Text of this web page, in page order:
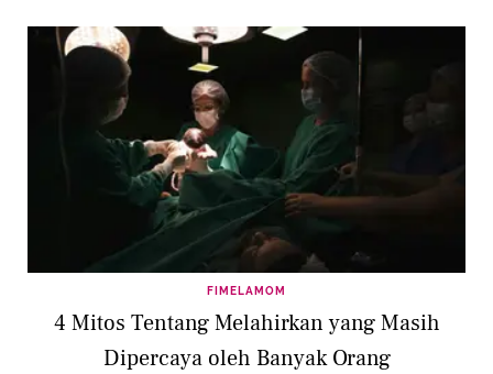
FIMELAMOM
4 Mitos Tentang Melahirkan yang Masih
Dipercaya oleh Banyak Orang